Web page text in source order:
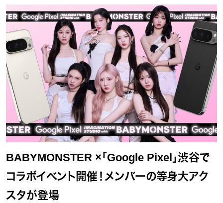
BABYMONSTER ×「Google Pixel」渋谷で
コラボイベント開催！メンバーの等身大アク
スタが登場